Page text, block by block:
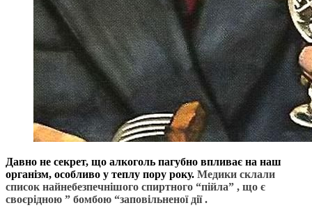
Давно не секрет, що алкоголь пагубно впливає на наш
організм, особливо у теплу пору року. Медики склали
список найнебезпечнішого спиртного “пійла” , що є
своєрідною ” бомбою “заповільненої дії .